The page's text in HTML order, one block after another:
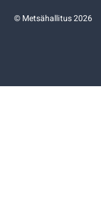
©Metsähallitus 2026